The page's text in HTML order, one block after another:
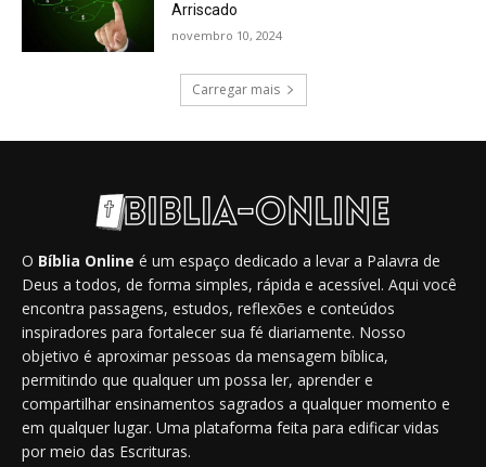
Arriscado
novembro 10, 2024
Carregar mais
O Bíblia Online é um espaço dedicado a levar a Palavra de
Deus a todos, de forma simples, rápida e acessível. Aqui você
encontra passagens, estudos, reflexões e conteúdos
inspiradores para fortalecer sua fé diariamente. Nosso
objetivo é aproximar pessoas da mensagem bíblica,
permitindo que qualquer um possa ler, aprender e
compartilhar ensinamentos sagrados a qualquer momento e
em qualquer lugar. Uma plataforma feita para edificar vidas
por meio das Escrituras.